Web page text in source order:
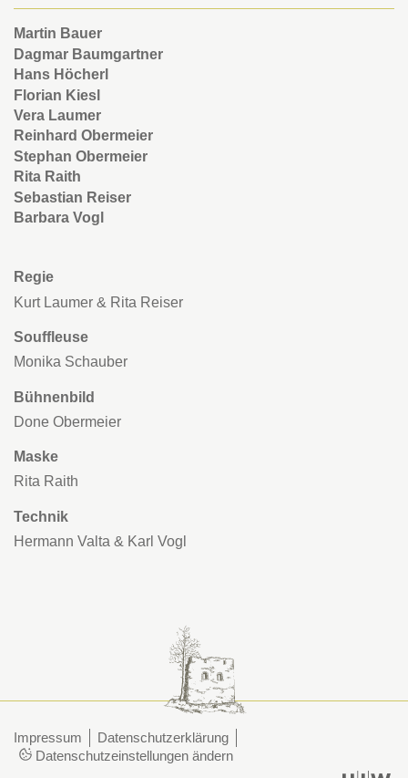
Martin Bauer
Dagmar Baumgartner
Hans Höcherl
Florian Kiesl
Vera Laumer
Reinhard Obermeier
Stephan Obermeier
Rita Raith
Sebastian Reiser
Barbara Vogl
Regie
Kurt Laumer & Rita Reiser
Souffleuse
Monika Schauber
Bühnenbild
Done Obermeier
Maske
Rita Raith
Technik
Hermann Valta & Karl Vogl
Impressum
Datenschutzerklärung
Datenschutzeinstellungen ändern